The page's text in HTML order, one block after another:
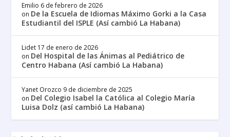
Emilio 6 de febrero de 2026
on De la Escuela de Idiomas Máximo Gorki a la Casa
Estudiantil del ISPLE (Así cambió La Habana)
Lidet 17 de enero de 2026
on Del Hospital de las Ánimas al Pediátrico de
Centro Habana (Así cambió La Habana)
Yanet Orozco 9 de diciembre de 2025
on Del Colegio Isabel la Católica al Colegio María
Luisa Dolz (así cambió La Habana)